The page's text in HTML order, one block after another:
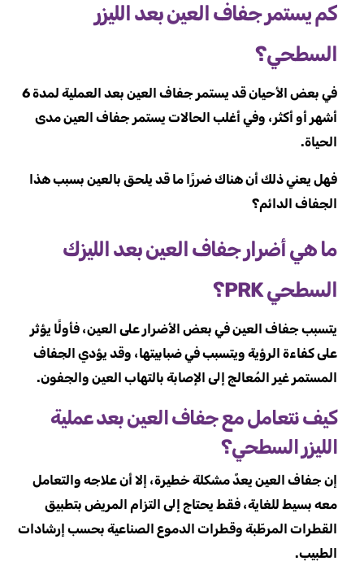
كم يستمر جفاف العين بعد الليزر
السطحي؟
في بعض الأحيان قد يستمر جفاف العين بعد العملية لمدة 6
أشهر أو أكثر، وفي أغلب الحالات يستمر جفاف العين مدى
الحياة.
فهل يعني ذلك أن هناك ضررًا ما قد يلحق بالعين بسبب هذا
الجفاف الدائم؟
ما هي أضرار جفاف العين بعد الليزك
السطحي PRK؟
يتسبب جفاف العين في بعض الأضرار على العين، فأولًا يؤثر
على كفاءة الرؤية ويتسبب في ضبابيتها، وقد يؤدي الجفاف
المستمر غير المُعالج إلى الإصابة بالتهاب العين والجفون.
كيف نتعامل مع جفاف العين بعد عملية
الليزر السطحي؟
إن جفاف العين يعدٌ مشكلة خطيرة، إلا أن علاجه والتعامل
معه بسيط للغاية، فقط يحتاج إلى التزام المريض بتطبيق
القطرات المرطّبة وقطرات الدموع الصناعية بحسب إرشادات
الطبيب.